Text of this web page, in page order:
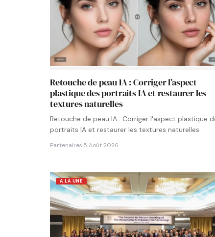
Retouche de peau IA : Corriger l’aspect
plastique des portraits IA et restaurer les
textures naturelles
Retouche de peau IA : Corriger l'aspect plastique
portraits IA et restaurer les textures naturelles
Partenaires·5 Août 2026
A LA UNE